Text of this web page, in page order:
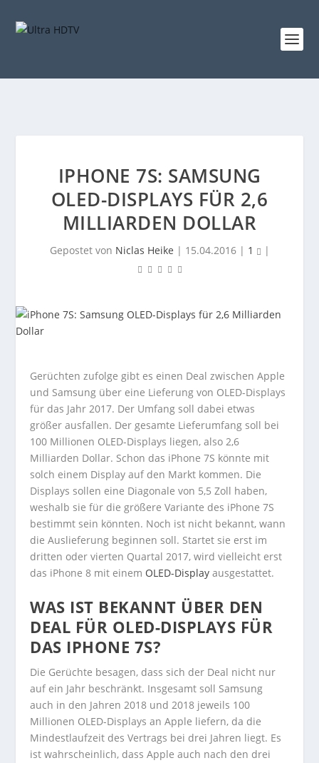
IPHONE 7S: SAMSUNG
OLED-DISPLAYS FÜR 2,6
MILLIARDEN DOLLAR
Gepostet von Niclas Heike | 15.04.2016| 1 |
Gerüchten zufolge gibt es einen Deal zwischen Apple
und Samsung über eine Lieferung von OLED-Displays
für das Jahr 2017. Der Umfang soll dabei etwas
größer ausfallen. Der gesamte Lieferumfang soll bei
100 Millionen OLED-Displays liegen, also 2,6
Milliarden Dollar. Schon das iPhone 7S könnte mit
solch einem Display auf den Markt kommen. Die
Displays sollen eine Diagonale von 5,5 Zoll haben,
weshalb sie für die größere Variante des iPhone 7S
bestimmt sein könnten. Noch ist nicht bekannt, wann
die Auslieferung beginnen soll. Startet sie erst im
dritten oder vierten Quartal 2017, wird vielleicht erst
das iPhone 8 mit einem OLED-Display ausgestattet.
WAS IST BEKANNT ÜBER DEN
DEAL FÜR OLED-DISPLAYS FÜR
DAS IPHONE 7S?
Die Gerüchte besagen, dass sich der Deal nicht nur
auf ein Jahr beschränkt. Insgesamt soll Samsung
auch in den Jahren 2018 und 2018 jeweils 100
Millionen OLED-Displays an Apple liefern, da die
Mindestlaufzeit des Vertrags bei drei Jahren liegt. Es
ist wahrscheinlich, dass Apple auch nach den drei